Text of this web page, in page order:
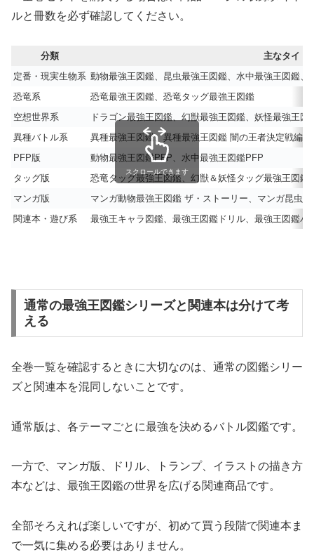
ルと冊数を必ず確認してください。
分類
主なタイト
定番・現実生物系 動物最強王図鑑、昆虫最強王図鑑、水中最強王図鑑、
恐竜系
恐竜最強王図鑑、恐竜タッグ最強王図鑑
空想世界系
ドラゴン最強王図鑑、幻獣最強王図鑑、妖怪最強王
異種バトル系
異種最強王図鑑、異種最強王図鑑 闇の王者決定戦編
PFP版
動物最強王図鑑PFP、水中最強王図鑑PFP
タッグ版
恐竜タッグ最強王図鑑、幻獣＆妖怪タッグ最強王図鑑
マンガ版
マンガ動物最強王図鑑 ザ・ストーリー、マンガ昆虫
関連本・遊び系
最強王キャラ図鑑、最強王図鑑ドリル、最強王図鑑
スクロールできます
通常の最強王図鑑シリーズと関連本は分けて考
える
全巻一覧を確認するときに大切なのは、通常の図鑑シリー
ズと関連本を混同しないことです。
通常版は、各テーマごとに最強を決めるバトル図鑑です。
一方で、マンガ版、ドリル、トランプ、イラストの描き方
本などは、最強王図鑑の世界を広げる関連商品です。
全部そろえれば楽しいですが、初めて買う段階で関連本ま
で一気に集める必要はありません。